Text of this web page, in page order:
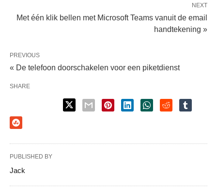
NEXT
Met één klik bellen met Microsoft Teams vanuit de email
handtekening »
PREVIOUS
« De telefoon doorschakelen voor een piketdienst
SHARE
PUBLISHED BY
Jack